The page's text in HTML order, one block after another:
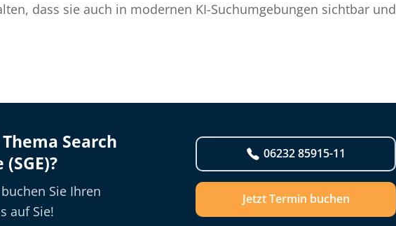
dass sie auch in modernen KI-Suchumgebungen sichtbar und
Search
Sie Ihren
auf Sie!
06232 85915-11
Jetzt Termin buchen